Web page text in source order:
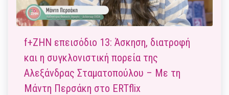
f+ΖΗΝ επεισόδιο 13: Άσκηση, διατροφή
και η συγκλονιστική πορεία της
Αλεξάνδρας Σταματοπούλου – Με τη
Μάντη Περσάκη στο ERTflix